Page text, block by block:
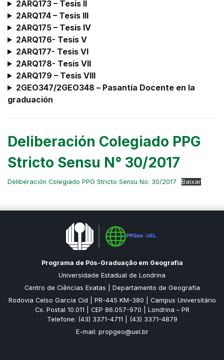
2ARQ173 – Tesis II
2ARQ174 – Tesis III
2ARQ175 – Tesis IV
2ARQ176- Tesis V
2ARQ177- Tesis VI
2ARQ178- Tesis VII
2ARQ179 – Tesis VIII
2GEO347/2GEO348 – Pasantía Docente en la
graduación
Deliberación Colegiado PPG
Stricto Sensu N° 30/2017
Deliberación Colegiado PPG Stricto Sensu No. 30/2017 Baixar
Programa de Pós-Graduação em Geografia
Universidade Estadual de Londrina
Centro de Ciências Exatas | Departamento de Geografia
Rodovia Celso Garcia Cid | PR-445 KM-380 | Campus Universitário
Cx. Postal 10.011 | CEP 86.057-970 | Londrina – PR
Telefone: (43) 3371-4711 | (43) 3371-4879
E-mail: propgeo@uel.br